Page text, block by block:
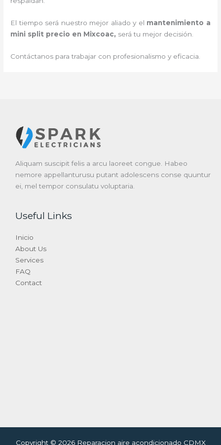
El tiempo será nuestro mejor aliado y el mantenimiento a
mini split precio en Mixcoac, será tu mejor decisión.
Contáctanos para trabajar con profesionalismo y eficacia.
Aliquam suscipit felis a arcu laoreet congue. Habeo
nemore appellanturusu putant adolescens conse quuntur
ei, mel tempor consulatu voluptaria.
Useful Links
Inicio
About Us
Services
FAQ
Contact
Copyright © 2026 Reparacion aire acondicionado CDMX